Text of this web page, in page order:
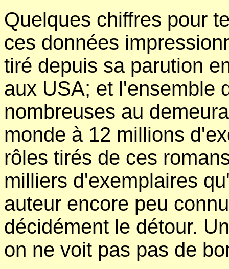
Quelques chiffres pour
ces données
tiré depuis sa parution
aux USA; et l'ensemble
nombreuses au
monde à 12 millions
rôles tirés de ces
milliers d'exemplaires
auteur encore peu
décidément le détour.
on ne voit pas pas de